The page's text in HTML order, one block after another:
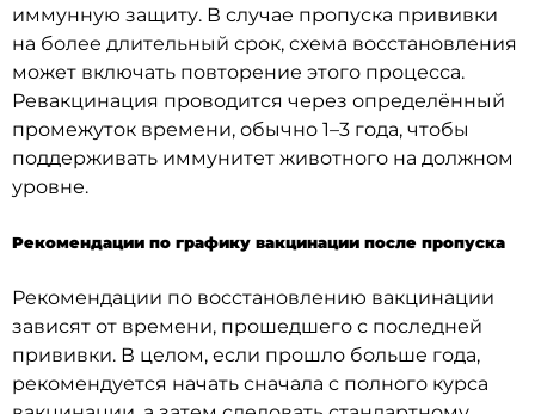
иммунную защиту. В случае пропуска прививки
на более длительный срок, схема восстановления
может включать повторение этого процесса.
Ревакцинация проводится через определённый
промежуток времени, обычно 1–3 года, чтобы
поддерживать иммунитет животного на должном
уровне.
Рекомендации по графику вакцинации после пропуска
Рекомендации по восстановлению вакцинации
зависят от времени, прошедшего с последней
прививки. В целом, если прошло больше года,
рекомендуется начать сначала с полного курса